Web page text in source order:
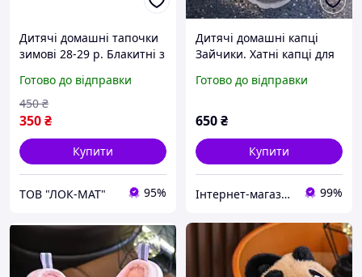
Дитячі домашні тапочки
зимові 28-29 р. Блакитні з
Готово до відправки
350₴
450 ₴
Купити
ТОВ "ЛОК-MAT" 95%
Дитячі домашні капці
Зайчики. Хатні капці для
Готово до відправки
650₴
Купити
Інтернет-магазин "Скарби Сходу" - якісні товари із Японії та Кореї 99%